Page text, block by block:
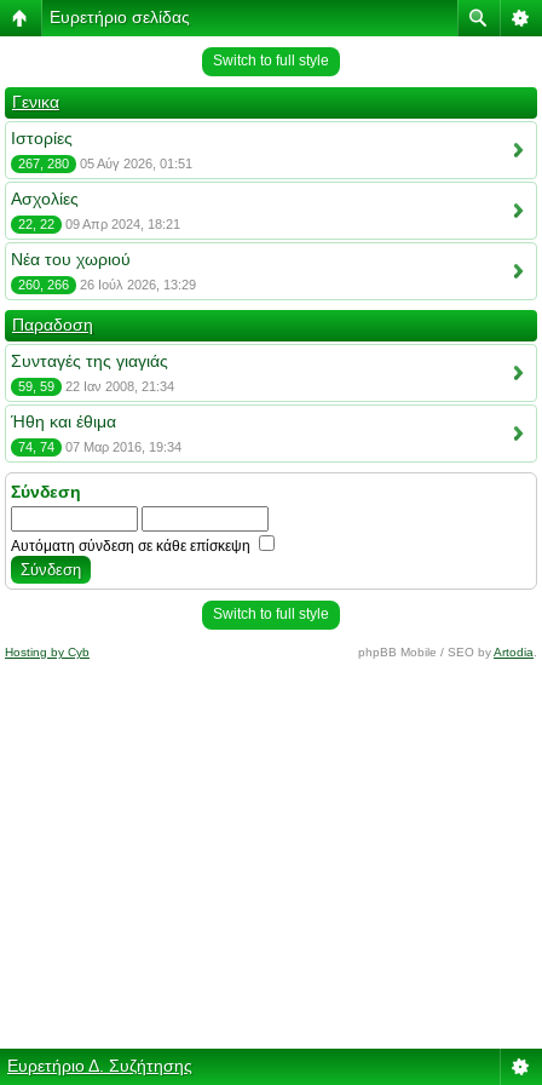
Ευρετήριο σελίδας
Switch to full style
Γενικα
Ιστορίες
267, 280 05 Αύγ 2026, 01:51
Ασχολίες
22, 22 09 Απρ 2024, 18:21
Νέα του χωριού
260, 266 26 Ιούλ 2026, 13:29
Παραδοση
Συνταγές της γιαγιάς
59, 59 22 Ιαν 2008, 21:34
Ήθη και έθιμα
74, 74 07 Μαρ 2016, 19:34
Σύνδεση
Αυτόματη σύνδεση σε κάθε επίσκεψη
Switch to full style
Hosting by Cyb phpBB Mobile / SEO byArtodia
Ευρετήριο Δ. Συζήτησης